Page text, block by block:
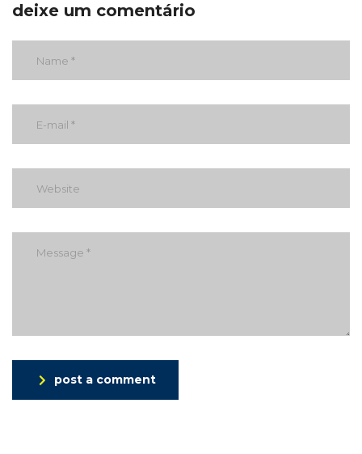
deixe um comentário
post a comment